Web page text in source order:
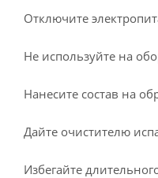
Отключите
Не используйте на
Нанесите состав на
Дайте очистителю
Избегайте